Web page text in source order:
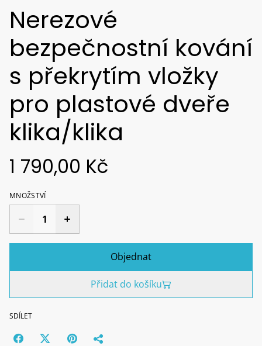
Nerezové
bezpečnostní kování
s překrytím vložky
pro plastové dveře
klika/klika
1 790,00 Kč
MNOŽSTVÍ
Objednat
Přidat do košíku
SDÍLET